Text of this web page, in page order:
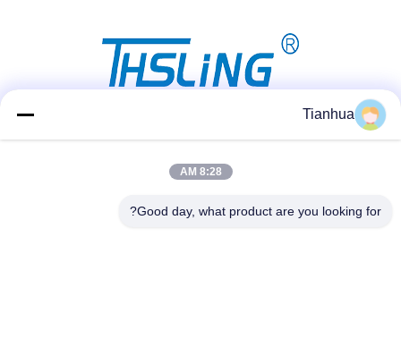
تماس سریع
Tianhua
8:28 AM
Good day, what product are you looking for?